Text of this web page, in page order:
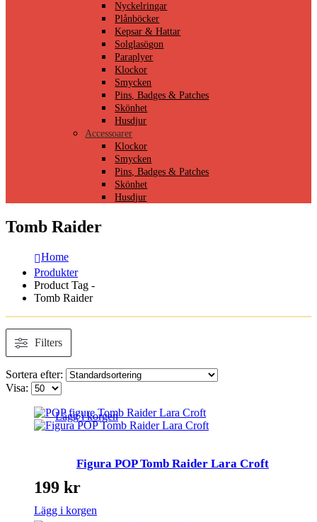
Nyckelringar
Plånböcker
Kepsar & Hattar
Solglasögon
Paraplyer
Klockor
Smycken
Pins, Badges & Patches
Skönhet
Husdjur
Accessoarer
Klockor
Smycken
Pins, Badges & Patches
Skönhet
Husdjur
Tomb Raider
Home
Produkter
Product Tag -
Tomb Raider
Filters
Sortera efter:
Visa:
Lägg i korgen
Figura POP Tomb Raider Lara Croft
199 kr
Lägg i korgen